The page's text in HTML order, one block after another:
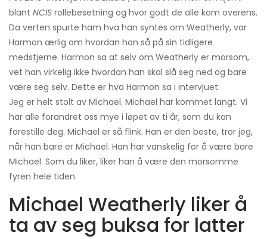
blant NCIS rollebesetning og hvor godt de alle kom overens.
Da verten spurte ham hva han syntes om Weatherly, var
Harmon ærlig om hvordan han så på sin tidligere
medstjerne. Harmon sa at selv om Weatherly er morsom,
vet han virkelig ikke hvordan han skal slå seg ned og bare
være seg selv. Dette er hva Harmon sa i intervjuet:
Jeg er helt stolt av Michael. Michael har kommet langt. Vi
har alle forandret oss mye i løpet av ti år, som du kan
forestille deg. Michael er så flink. Han er den beste, tror jeg,
når han bare er Michael. Han har vanskelig for å være bare
Michael. Som du liker, liker han å være den morsomme
fyren hele tiden.
Michael Weatherly liker å
ta av seg buksa for latter